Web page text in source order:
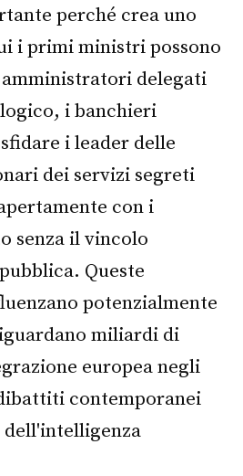
perché crea uno
i primi ministri possono
delegati
i banchieri
i leader delle
dei servizi segreti
con i
senza il vincolo
Queste
potenzialmente
miliardi di
europea negli
contemporanei
dell'intelligenza